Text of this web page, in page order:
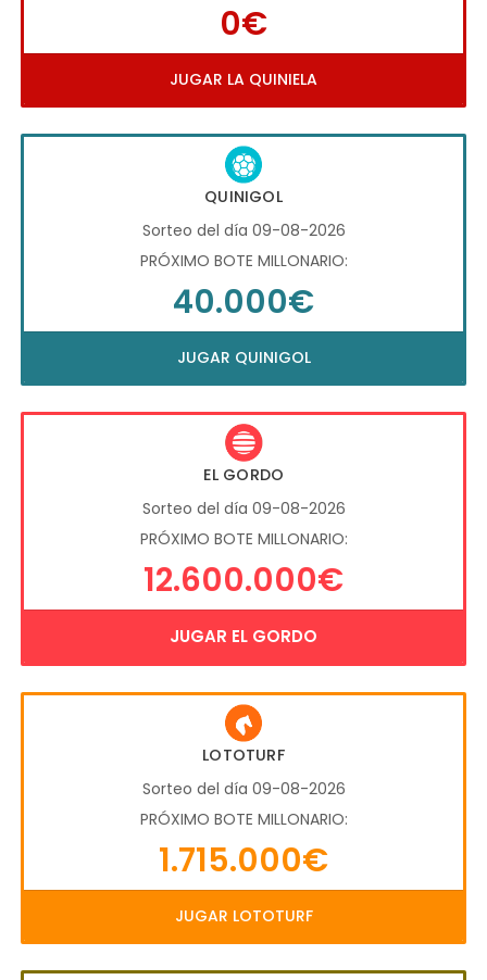
0€
JUGAR LA QUINIELA
QUINIGOL
Sorteo del día 09-08-2026
PRÓXIMO BOTE MILLONARIO:
40.000€
JUGAR QUINIGOL
EL GORDO
Sorteo del día 09-08-2026
PRÓXIMO BOTE MILLONARIO:
12.600.000€
JUGAR EL GORDO
LOTOTURF
Sorteo del día 09-08-2026
PRÓXIMO BOTE MILLONARIO:
1.715.000€
JUGAR LOTOTURF